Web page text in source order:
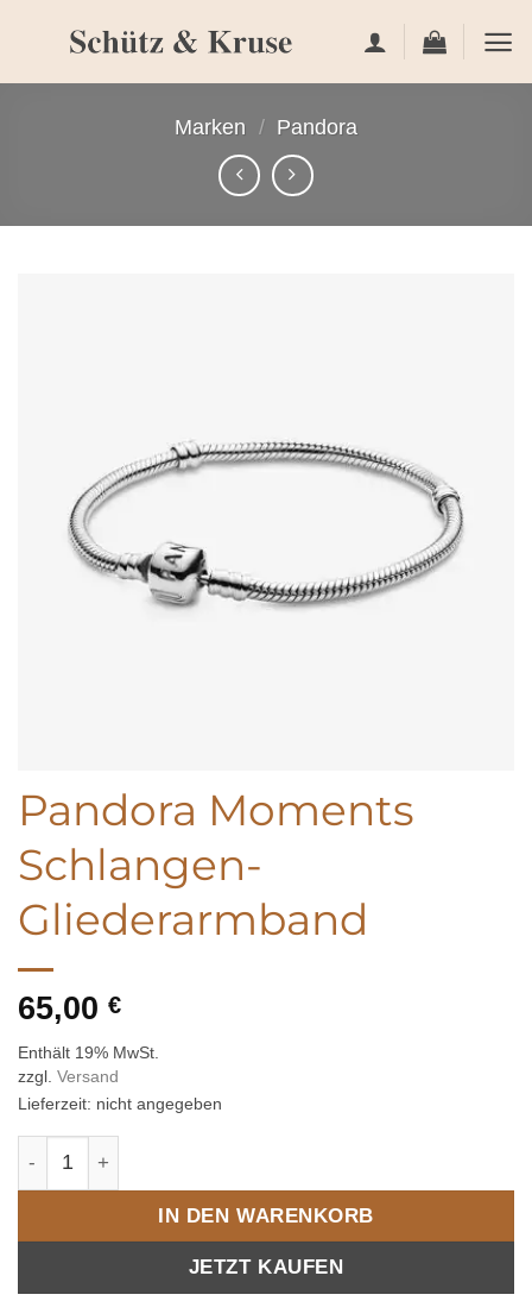
Marken / Pandora
Pandora Moments
Schlangen-
Gliederarmband
65,00 €
Enthält 19% MwSt.
zzgl. Versand
Lieferzeit: nicht angegeben
IN DEN WARENKORB
JETZT KAUFEN